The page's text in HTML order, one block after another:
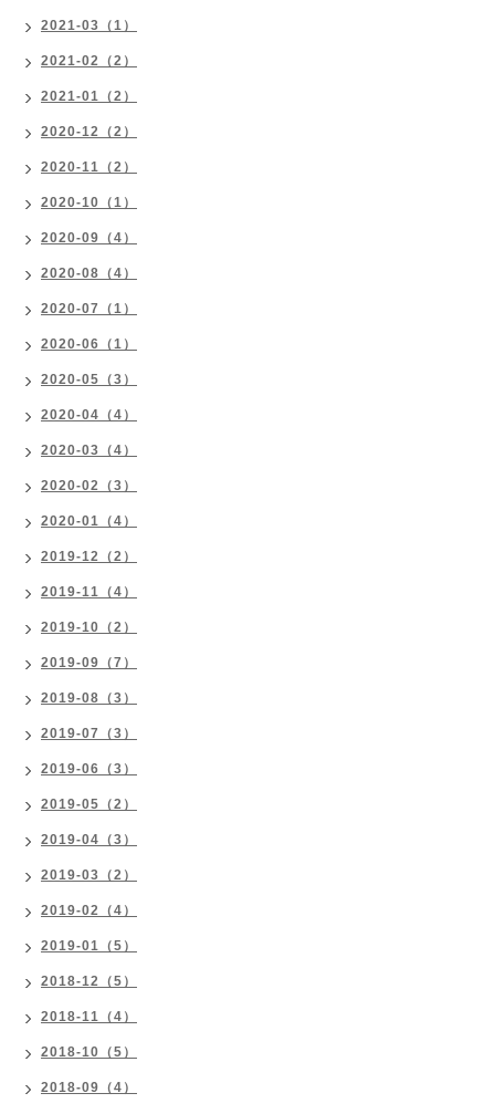
2021-03（1）
2021-02（2）
2021-01（2）
2020-12（2）
2020-11（2）
2020-10（1）
2020-09（4）
2020-08（4）
2020-07（1）
2020-06（1）
2020-05（3）
2020-04（4）
2020-03（4）
2020-02（3）
2020-01（4）
2019-12（2）
2019-11（4）
2019-10（2）
2019-09（7）
2019-08（3）
2019-07（3）
2019-06（3）
2019-05（2）
2019-04（3）
2019-03（2）
2019-02（4）
2019-01（5）
2018-12（5）
2018-11（4）
2018-10（5）
2018-09（4）